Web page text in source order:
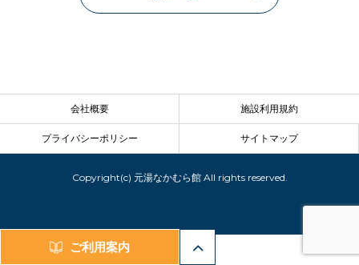
会社概要 施設利用規約
プライバシーポリシー サイトマップ
Copyright(c) 元湯なかむら館 All rights reserved.
ご利用案内